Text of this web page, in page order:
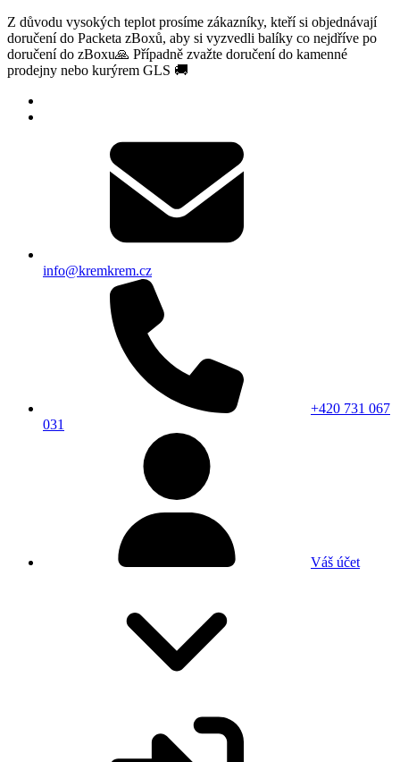
Z důvodu vysokých teplot prosíme zákazníky, kteří si objednávají
doručení do Packeta zBoxů, aby si vyzvedli balíky co nejdříve po
doručení do zBoxu🙏 Případně zvažte doručení do kamenné
prodejny nebo kurýrem GLS 🚚
info@kremkrem.cz
+420 731 067
031
Váš účet